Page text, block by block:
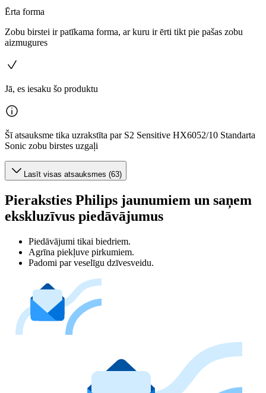
Ērta forma
Zobu birstei ir patīkama forma, ar kuru ir ērti tikt pie pašas zobu
aizmugures
Jā, es iesaku šo produktu
Šī atsauksme tika uzrakstīta par S2 Sensitive HX6052/10 Standarta
Sonic zobu birstes uzgaļi
Lasīt visas atsauksmes (63)
Pieraksties Philips jaunumiem un saņem
ekskluzīvus piedāvājumus
Piedāvājumi tikai biedriem.
Agrīna piekļuve pirkumiem.
Padomi par veselīgu dzīvesveidu.